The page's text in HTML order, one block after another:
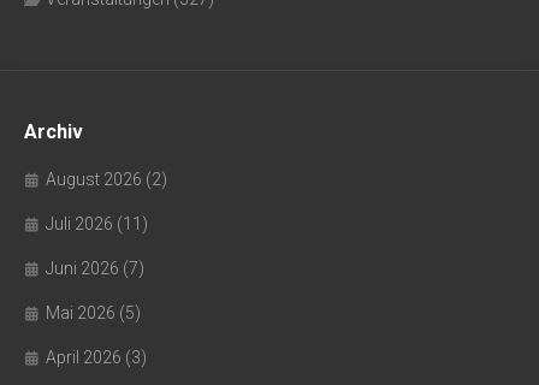
Archiv
August 2026 (2)
Juli 2026 (11)
Juni 2026 (7)
Mai 2026 (5)
April 2026 (3)